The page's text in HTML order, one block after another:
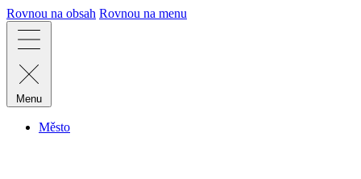
Rovnou na obsah Rovnou na menu
Menu
Město